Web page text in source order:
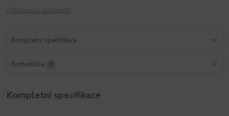
Kompletní specifikace
Komentáře 0
Kompletní specifikace